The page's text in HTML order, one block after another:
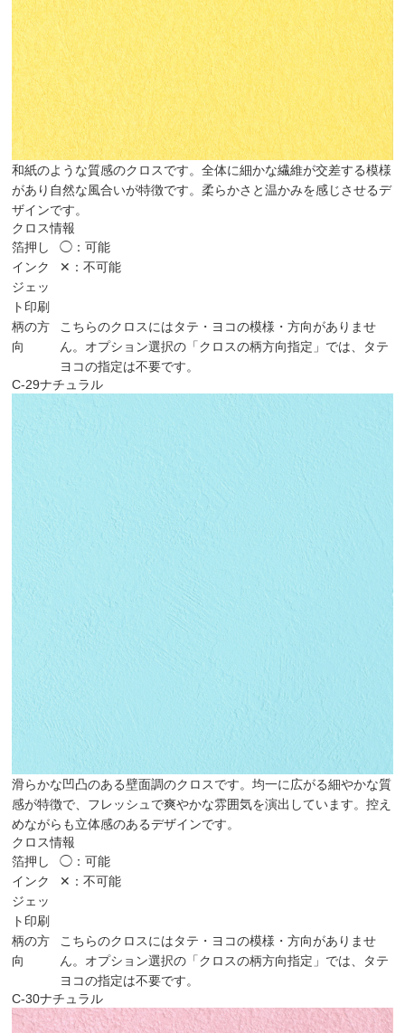
和紙のような質感のクロスです。全体に細かな繊維が交差する模様
があり自然な風合いが特徴です。柔らかさと温かみを感じさせるデ
ザインです。
クロス情報
箔押し
◯：可能
インク
ジェッ
ト印刷
✕：不可能
柄の方
向
こちらのクロスにはタテ・ヨコの模様・方向がありませ
ん。オプション選択の「クロスの柄方向指定」では、タテ
ヨコの指定は不要です。
C-29ナチュラル
滑らかな凹凸のある壁面調のクロスです。均一に広がる細やかな質
感が特徴で、フレッシュで爽やかな雰囲気を演出しています。控え
めながらも立体感のあるデザインです。
クロス情報
箔押し
◯：可能
インク
ジェッ
ト印刷
✕：不可能
柄の方
向
こちらのクロスにはタテ・ヨコの模様・方向がありませ
ん。オプション選択の「クロスの柄方向指定」では、タテ
ヨコの指定は不要です。
C-30ナチュラル